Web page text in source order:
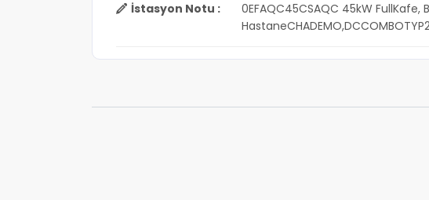
İstasyon Notu :
0EFAQC45CSAQC 45kW